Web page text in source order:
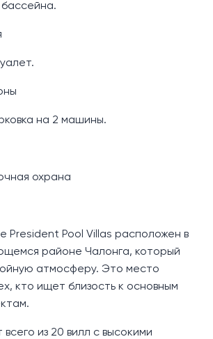
бассейна.
на 2 машины.
охрана
President Pool Villas расположен в
районе Чалонга, который
атмосферу. Это место
кто ищет близость к основным
всего из 20 вилл с высокими